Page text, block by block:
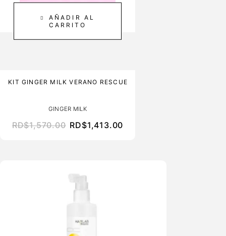
AÑADIR AL
CARRITO
KIT GINGER MILK VERANO RESCUE
GINGER MILK
RD$1,570.00 RD$1,413.00